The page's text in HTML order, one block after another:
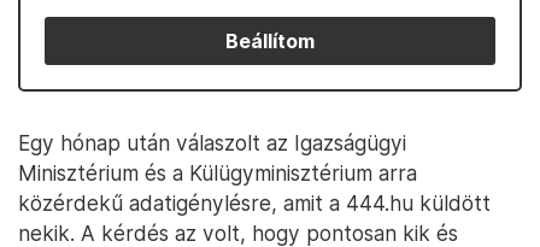
Beállítom
Egy hónap után válaszolt az Igazságügyi
Minisztérium és a Külügyminisztérium arra
közérdekű adatigénylésre, amit a 444.hu küldött
nekik. A kérdés az volt, hogy pontosan kik és